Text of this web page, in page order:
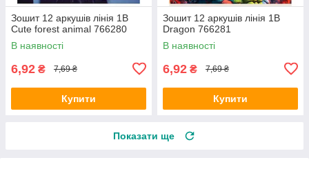
Зошит 12 аркушів лінія 1В
Cute forest animal 766280
В наявності
6,92 ₴ 7,69 ₴
Купити
Зошит 12 аркушів лінія 1В
Dragon 766281
В наявності
6,92 ₴ 7,69 ₴
Купити
Показати ще